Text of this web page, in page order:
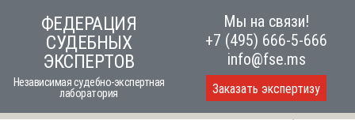
ФЕДЕРАЦИЯ
СУДЕБНЫХ
ЭКСПЕРТОВ
Независимая судебно-экспертная
лаборатория
Мы на связи!
+7 (495) 666-5-666
info@fse.ms
Заказать экспертизу